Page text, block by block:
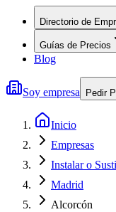
Directorio de
Guías de Precios
Blog
Soy empresa Pedir
Inicio
Empresas
Instalar o
Madrid
Alcorcón